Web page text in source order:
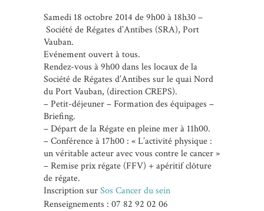
Samedi 18 octobre 2014 de 9h00 à 18h30 –
Société de Régates d’Antibes (SRA), Port
Vauban.
Evénement ouvert à tous.
Rendez-vous à 9h00 dans les locaux de la
Société de Régates d’Antibes sur le quai Nord
du Port Vauban, (direction CREPS).
– Petit-déjeuner – Formation des équipages –
Briefing.
– Départ de la Régate en pleine mer à 11h00.
– Conférence à 17h00 : « L’activité physique :
un véritable acteur avec vous contre le cancer »
– Remise prix régate (FFV) + apéritif clôture
de régate.
Inscription surSos Cancer du sein
Renseignements : 07 82 92 02 06